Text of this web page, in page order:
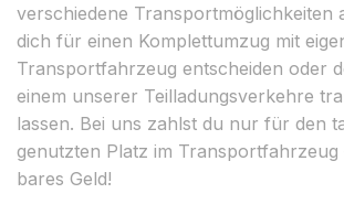
verschiedene Transportmöglichkeiten
dich für einen Komplettumzug mit
Transportfahrzeug entscheiden oder
einem unserer Teilladungsverkehre
lassen. Bei uns zahlst du nur für den
genutzten Platz im Transportfahrzeug
bares Geld!